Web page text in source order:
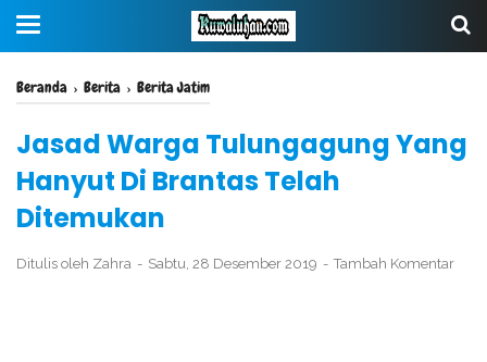
Beranda › Berita › Berita Jatim
Jasad Warga Tulungagung Yang
Hanyut Di Brantas Telah
Ditemukan
Ditulis oleh Zahra Sabtu, 28 Desember 2019 Tambah Komentar